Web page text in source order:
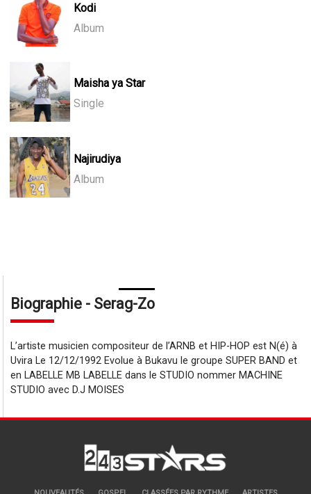
Kodi
Album
Maisha ya Star
Single
Najirudiya
Album
Biographie - Serag-Zo
L’artiste musicien compositeur de l’ARNB et HIP-HOP est N(é) à
Uvira Le 12/12/1992 Evolue à Bukavu le groupe SUPER BAND et
en LABELLE MB LABELLE dans le STUDIO nommer MACHINE
STUDIO avec D.J MOISES